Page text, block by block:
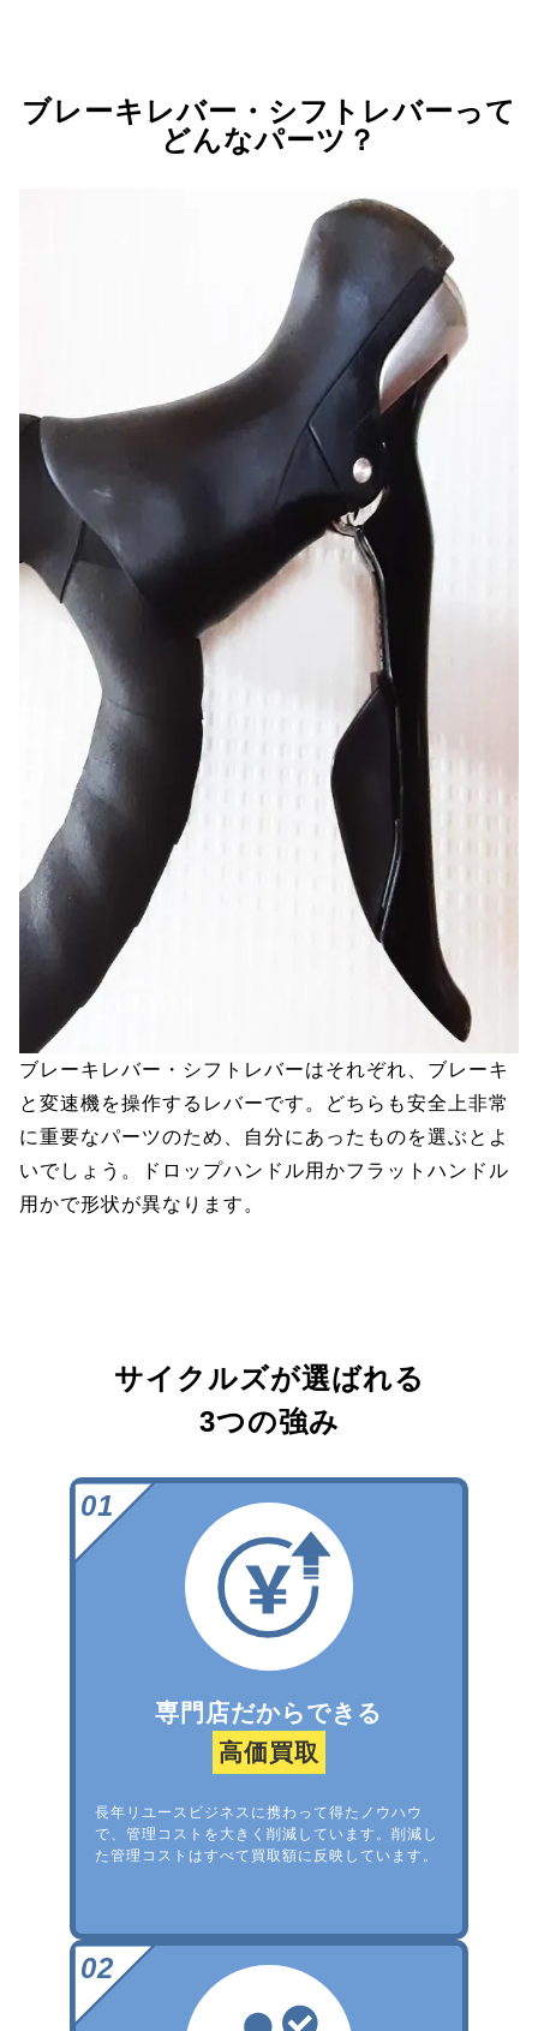
ブレーキレバー・シフトレバーって
どんなパーツ？
ブレーキレバー・シフトレバーはそれぞれ、ブレーキ
と変速機を操作するレバーです。どちらも安全上非常
に重要なパーツのため、自分にあったものを選ぶとよ
いでしょう。ドロップハンドル用かフラットハンドル
用かで形状が異なります。
サイクルズが選ばれる
3つの強み
専門店だからできる
高価買取
長年リユースビジネスに携わって得たノウハウ
で、管理コストを大きく削減しています。削減し
た管理コストはすべて買取額に反映しています。